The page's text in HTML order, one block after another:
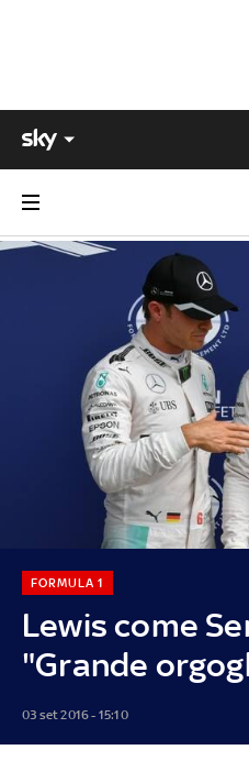
Lewis come
"Grande
FORMULA 1
03 set 2016 - 15:10